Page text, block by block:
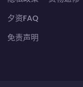
夕资FAQ
免责声明